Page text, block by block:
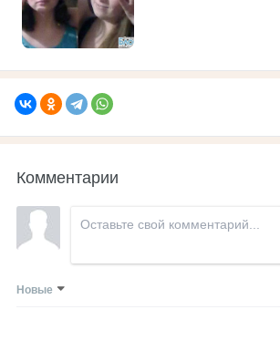
Комментарии
Новые